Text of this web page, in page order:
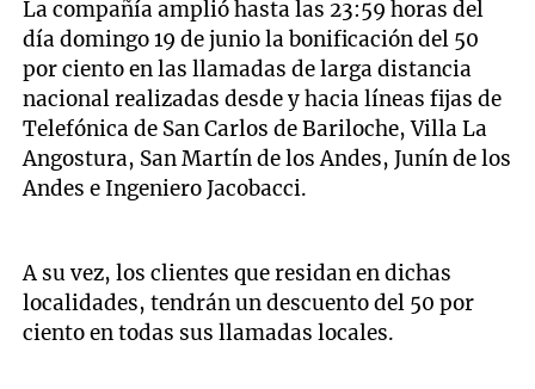
La compañía amplió hasta las 23:59 horas del
día domingo 19 de junio la bonificación del 50
por ciento en las llamadas de larga distancia
nacional realizadas desde y hacia líneas fijas de
Telefónica de San Carlos de Bariloche, Villa La
Angostura, San Martín de los Andes, Junín de los
Andes e Ingeniero Jacobacci.
A su vez, los clientes que residan en dichas
localidades, tendrán un descuento del 50 por
ciento en todas sus llamadas locales.